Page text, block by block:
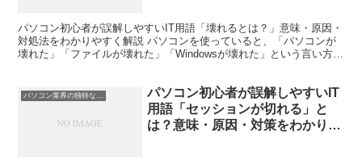
パソコン初心者が誤解しやすいIT用語「壊れるとは？」意味・原因・
対処法をわかりやすく解説 パソコンを使っていると、「パソコンが
壊れた」「ファイルが壊れた」「Windowsが壊れた」という言い方を
パソコン初心者が誤解しやすいIT
用語「セッションが切れる」と
は？意味・原因・対策をわかりや